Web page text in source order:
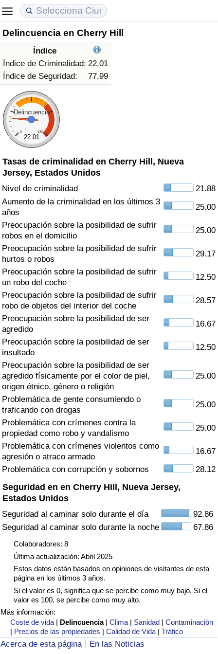
Delincuencia en Cherry Hill
Índice
Índice de Criminalidad: 22,01
Índice de Seguridad:
77,99
Delincuencia
0 120
22.01
Tasas de criminalidad en Cherry Hill, Nueva
Jersey, Estados Unidos
Nivel de criminalidad
21.88
Aumento de la criminalidad en los últimos 3
años
25.00
Preocupación sobre la posibilidad de sufrir
robos en el domicilio
25.00
Preocupación sobre la posibilidad de sufrir
hurtos o robos
29.17
Preocupación sobre la posibilidad de sufrir
un robo del coche
12.50
Preocupación sobre la posibilidad de sufrir
robo de objetos del interior del coche
28.57
Preocupación sobre la posibilidad de ser
agredido
16.67
Preocupación sobre la posibilidad de ser
insultado
12.50
Preocupación sobre la posibilidad de ser
agredido físicamente por el color de piel,
origen étnico, género o religión
25.00
Problemática de gente consumiendo o
traficando con drogas
25.00
Problemática con crímenes contra la
propiedad como robo y vandalismo
25.00
Problemática con crímenes violentos como
agresión o atraco armado
16.67
Problemática con corrupción y sobornos
28.12
Seguridad en en Cherry Hill, Nueva Jersey,
Estados Unidos
Seguridad al caminar solo durante el día
92.86
Seguridad al caminar solo durante la noche
67.86
Colaboradores: 8
Última actualización: Abril 2025
Estos datos están basados en opiniones de visitantes de esta
página en los últimos 3 años.
Si el valor es 0, significa que se percibe como muy bajo. Si el
valor es 100, se percibe como muy alto.
Más información:
Coste de vida | Delincuencia |Clima | Sanidad |Contaminación
| Precios de las propiedades |Calidad de Vida |Tráfico
Acerca de esta página
En las Noticias
Coste de vida
Índice de Costo de Vida (Actual)
Índice de Costo de Vida
Índice de costo de vida por país
en aqaba
Precios de las propiedades
Índice de Precios de Inmuebles (Actual)
Índice de Precios de Inmuebles
Índice de Precios de Inmuebles por País
Calidad de Vida
Índice de Calidad de Vida
Índice de Calidad de Vida (Actual)
Índice de calidad de vida por país
Delincuencia
Calificación del Índice de Criminalidad
(Actual)
Índice de Criminalidad
Índice de criminalidad por país
Sanidad
Índice de Sanidad (Actual)
Índice de Sanidad
Índice de Sanidad por País
Contaminación
Índice de Contaminación (Actual)
Índice de contaminación
Índice de Contaminación por País
Tráfico
Índice de Tráfico
Índice de Tráfico (Actual)
Índice de Tráfico por País